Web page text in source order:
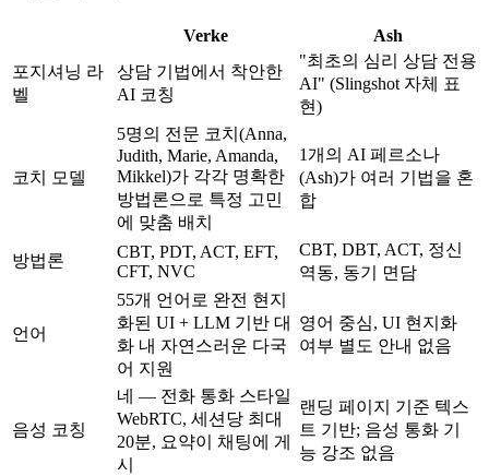
Verke
Ash
포지셔닝 라
벨
상담 기법에서 착안한
AI 코칭
"최초의 심리 상담 전용
AI" (Slingshot 자체 표
현)
코치 모델
5명의 전문 코치(Anna,
Judith, Marie, Amanda,
Mikkel)가 각각 명확한
방법론으로 특정 고민
에 맞춤 배치
1개의 AI 페르소나
(Ash)가 여러 기법을 혼
합
방법론
CBT, PDT, ACT, EFT,
CFT, NVC
CBT, DBT, ACT, 정신
역동, 동기 면담
언어
55개 언어로 완전 현지
화된 UI + LLM 기반 대
화 내 자연스러운 다국
어 지원
영어 중심, UI 현지화
여부 별도 안내 없음
음성 코칭
네 — 전화 통화 스타일
WebRTC, 세션당 최대
20분, 요약이 채팅에 게
시
랜딩 페이지 기준 텍스
트 기반; 음성 통화 기
능 강조 없음